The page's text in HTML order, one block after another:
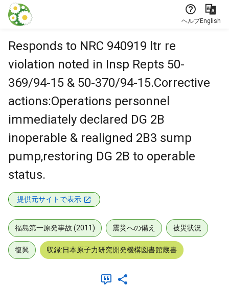
本文に飛ぶ
ヘルプEnglish
Responds to NRC 940919 ltr re
violation noted in Insp Repts 50-
369/94-15 & 50-370/94-15.Corrective
actions:Operations personnel
immediately declared DG 2B
inoperable & realigned 2B3 sump
pump,restoring DG 2B to operable
status.
提供元サイトで表示
福島第一原発事故 (2011) 震災への備え 被災状況
復興 収録:日本原子力研究開発機構図書館蔵書